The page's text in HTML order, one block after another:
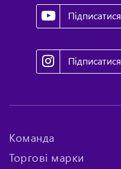
Підписатися
Підписатися
Команда
Торгові марки